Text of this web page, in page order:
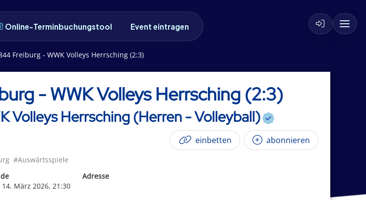
Online-Terminbuchungstool Event eintragen
Freiburg - WWK Volleys Herrsching (2:3)
- WWK Volleys Herrsching (2:3)
Volleys Herrsching (Herren - Volleyball)
einbetten abonnieren
#Auswärtsspiele
14. März 2026, 21:30
Adresse